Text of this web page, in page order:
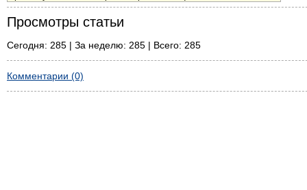
Просмотры статьи
Сегодня: 285 | За неделю: 285 | Всего: 285
Комментарии (0)